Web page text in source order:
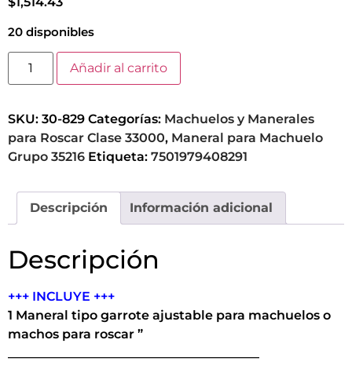
20 disponibles
Añadir al carrito
SKU: 30-829 Categorías: Machuelos y Manerales
para Roscar Clase 33000, Maneral para Machuelo
Grupo 35216 Etiqueta: 7501979408291
Descripción Información adicional
Descripción
+++ INCLUYE +++
1 Maneral tipo garrote ajustable para machuelos o
machos para roscar ”